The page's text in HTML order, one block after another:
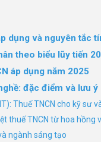
dụng và nguyên tắc
theo biểu lũy tiến
áp dụng năm 2025
đặc điểm và lưu ý
Thuế TNCN cho kỹ sư
thuế TNCN từ hoa hồng
ngành sáng tạo